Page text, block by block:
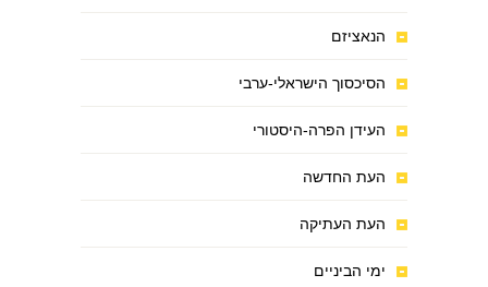
הנאציזם
הסיכסוך הישראלי-ערבי
העידן הפרה-היסטורי
העת החדשה
העת העתיקה
ימי הביניים